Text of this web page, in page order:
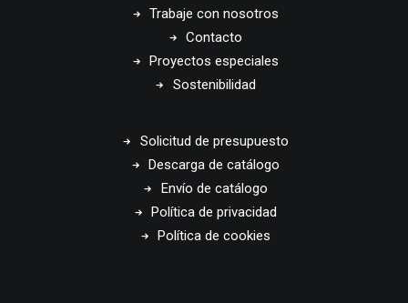
Trabaje con nosotros
Contacto
Proyectos especiales
Sostenibilidad
Solicitud de presupuesto
Descarga de catálogo
Envío de catálogo
Política de privacidad
Política de cookies